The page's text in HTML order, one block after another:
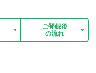
ご登録後
の流れ